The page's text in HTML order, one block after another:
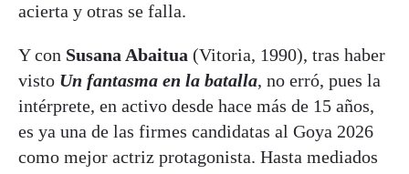
acierta y otras se falla.
Y con Susana Abaitua (Vitoria, 1990), tras haber
visto Un fantasma en la batalla, no erró, pues la
intérprete, en activo desde hace más de 15 años,
es ya una de las firmes candidatas al Goya 2026
como mejor actriz protagonista. Hasta mediados